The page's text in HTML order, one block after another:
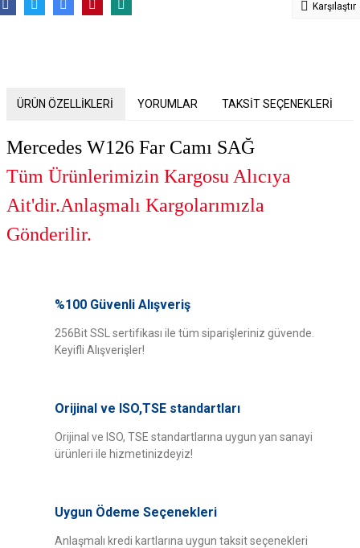
Karşılaştır
ÜRÜN ÖZELLİKLERİ YORUMLAR TAKSİT SEÇENEKLERİ
Mercedes W126 Far Camı SAĞ
Tüm Ürünlerimizin Kargosu Alıcıya
Ait'dir.Anlaşmalı Kargolarımızla
Gönderilir.
Bu ürüne ilk yorumu siz yapın!
yetersiz gördüğünüz noktaları öneri formunu kullanarak tarafımıza
iletebilirsiniz.
Görüş ve önerileriniz için teşekkür ederiz.
Ürün bilgilerinde hatalar bulunuyor.
Ürün fiyatı diğer sitelerden daha pahalı.
Bu ürüne benzer farklı alternatifler olmalı.
%100 Güvenli Alışveriş
256Bit SSL sertifikası ile tüm siparişleriniz güvende.
Keyifli Alışverişler!
Orijinal ve ISO,TSE standartları
Orijinal ve ISO, TSE standartlarına uygun yan sanayi
ürünleri ile hizmetinizdeyiz!
Uygun Ödeme Seçenekleri
Anlaşmalı kredi kartlarına uygun taksit seçenekleri